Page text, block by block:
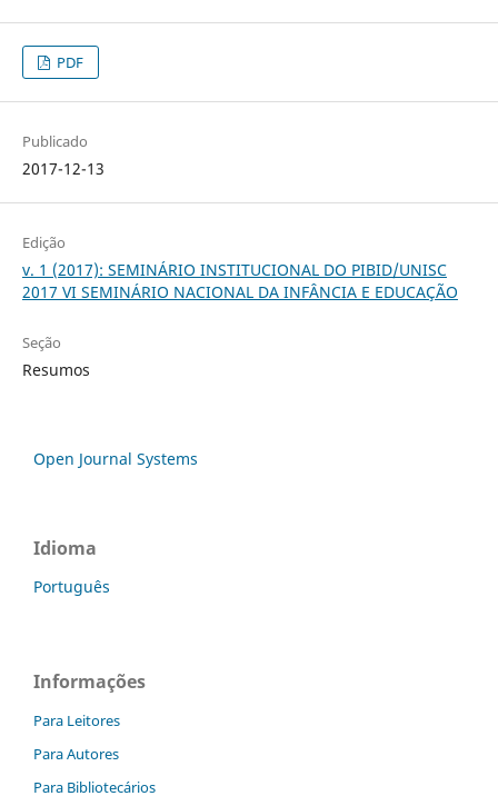
PDF
Publicado
2017-12-13
Edição
v. 1 (2017): SEMINÁRIO INSTITUCIONAL DO PIBID/UNISC
2017 VI SEMINÁRIO NACIONAL DA INFÂNCIA E EDUCAÇÃO
Seção
Resumos
Open Journal Systems
Idioma
Português
Informações
Para Leitores
Para Autores
Para Bibliotecários